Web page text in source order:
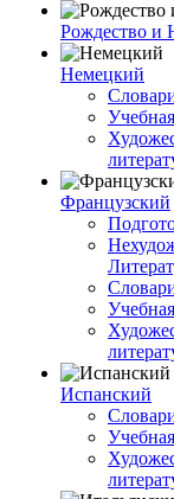
Рождество и
Немецкий
Французский
Испанский